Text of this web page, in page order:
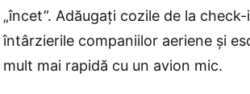
„încet”. Adăugați cozile de la
întârzierile companiilor aeriene și
mult mai rapidă cu un avion mic.